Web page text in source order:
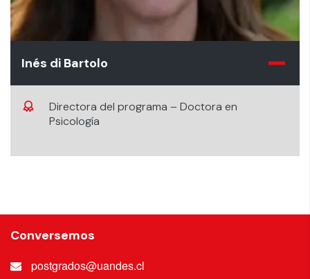
Inés di Bartolo
Directora del programa – Doctora en
Psicología
Conversemos
postgrados@uandes.cl